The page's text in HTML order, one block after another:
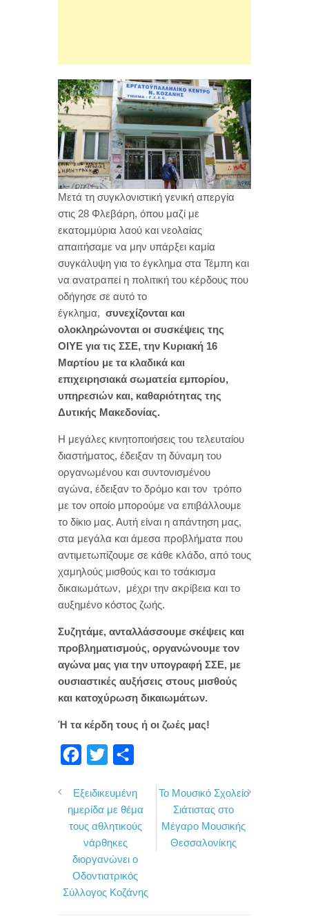
Μετά τη συγκλονιστική γενική απεργία
στις 28 Φλεβάρη, όπου μαζί με
εκατομμύρια λαού και νεολαίας
απαιτήσαμε να μην υπάρξει καμία
συγκάλυψη για το έγκλημα στα Τέμπη και
να ανατραπεί η πολιτική του κέρδους που
οδήγησε σε αυτό το
έγκλημα, συνεχίζονται και
ολοκληρώνονται οι συσκέψεις της
ΟΙΥΕ για τις ΣΣΕ, την Κυριακή 16
Μαρτίου με τα κλαδικά και
επιχειρησιακά σωματεία εμπορίου,
υπηρεσιών και, καθαριότητας της
Δυτικής Μακεδονίας.
Η μεγάλες κινητοποιήσεις του τελευταίου
διαστήματος, έδειξαν τη δύναμη του
οργανωμένου και συντονισμένου
αγώνα, έδειξαν το δρόμο και τον τρόπο
με τον οποίο μπορούμε να επιβάλλουμε
το δίκιο μας. Αυτή είναι η απάντηση μας,
στα μεγάλα και άμεσα προβλήματα που
αντιμετωπίζουμε σε κάθε κλάδο, από τους
χαμηλούς μισθούς και το τσάκισμα
δικαιωμάτων, μέχρι την ακρίβεια και το
αυξημένο κόστος ζωής.
Συζητάμε, ανταλλάσσουμε σκέψεις και
προβληματισμούς, οργανώνουμε τον
αγώνα μας για την υπογραφή ΣΣΕ, με
ουσιαστικές αυξήσεις στους μισθούς
και κατοχύρωση δικαιωμάτων.
Ή τα κέρδη τους ή οι ζωές μας!
c
e
b
o
o
k
i
t
t
e
r
ι
ρ
σ
τ
ε
Εξειδικευμένη
ημερίδα με θέμα
τους αθλητικούς
νάρθηκες
διοργανώνει ο
Οδοντιατρικός
Σύλλογος Κοζάνης
Το Μουσικό Σχολείο
Σιάτιστας στο
Μέγαρο Μουσικής
Θεσσαλονίκης